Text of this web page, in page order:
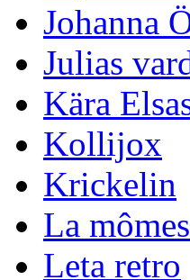
Johanna
Julias
Kära
Kollijox
Krickelin
La
Leta retro